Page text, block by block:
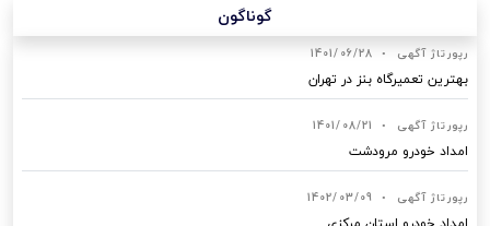
گوناگون
رپورتاژ آگهی •
1401/06/28
بهترین تعمیرگاه بنز در تهران
رپورتاژ آگهی •
1401/08/21
امداد خودرو مرودشت
رپورتاژ آگهی •
1402/03/09